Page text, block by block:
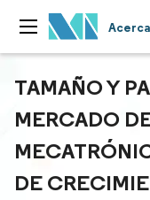
TAMAÑO Y
MERCADO
DE